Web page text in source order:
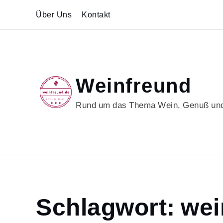
content
Über Uns Kontakt
Weinfreund
Rund um das Thema Wein, Genuß
Home
wein
Schlagwort: